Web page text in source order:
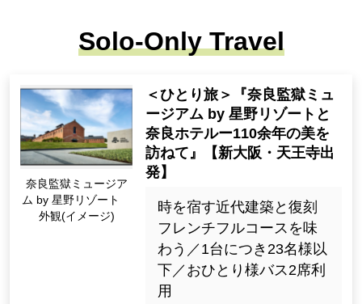
Solo-Only Travel
奈良監獄ミュージア
ム by 星野リゾート
外観(イメージ)
＜ひとり旅＞『奈良監獄ミュ
ージアム by 星野リゾートと
奈良ホテルー110余年の美を
訪ねて』【新大阪・天王寺出
発】
時を宿す近代建築と復刻
フレンチフルコースを味
わう／1台につき23名様以
下／おひとり様バス2席利
用